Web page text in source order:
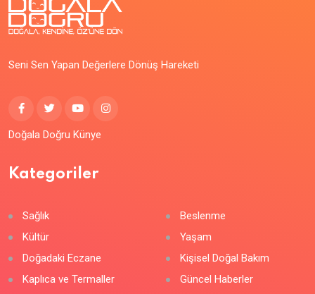
Seni Sen Yapan Değerlere Dönüş Hareketi
Doğala Doğru Künye
Kategoriler
Sağlık
Beslenme
Kültür
Yaşam
Doğadaki Eczane
Kişisel Doğal Bakım
Kaplıca ve Termaller
Güncel Haberler